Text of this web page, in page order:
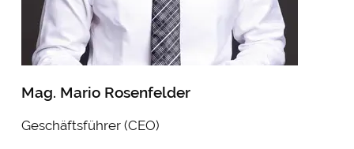
Mag. Mario Rosenfelder
Geschäftsführer (CEO)